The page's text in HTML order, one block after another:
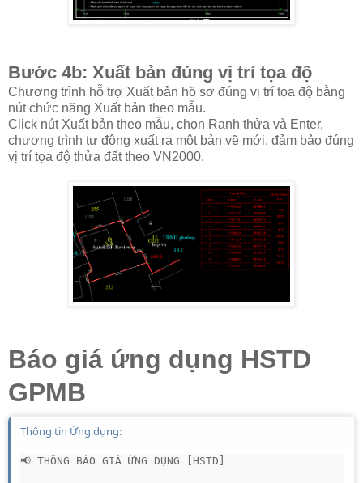
Bước 4b: Xuất bản đúng vị trí tọa độ
Chương trình hỗ trợ Xuất bản hồ sơ đúng vị trí tọa độ bằng
nút chức năng Xuất bản theo mẫu.
Click nút Xuất bản theo mẫu, chọn Ranh thửa và Enter,
chương trình tự động xuất ra một bản vẽ mới, đảm bảo đúng
vị trí tọa độ thửa đất theo VN2000.
Báo giá ứng dụng HSTD
GPMB
Thông tin Ứng dụng:
📢 THÔNG BÁO GIÁ ỨNG DỤNG [HSTD]